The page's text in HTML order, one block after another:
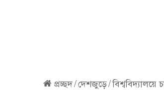
প্রচ্ছদ/দেশজুড়ে/